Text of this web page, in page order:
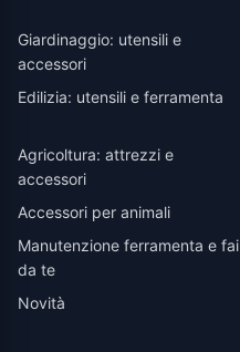
Giardinaggio: utensili e
accessori
Edilizia: utensili e ferramenta
Agricoltura: attrezzi e
accessori
Accessori per animali
Manutenzione ferramenta e fai
da te
Novità